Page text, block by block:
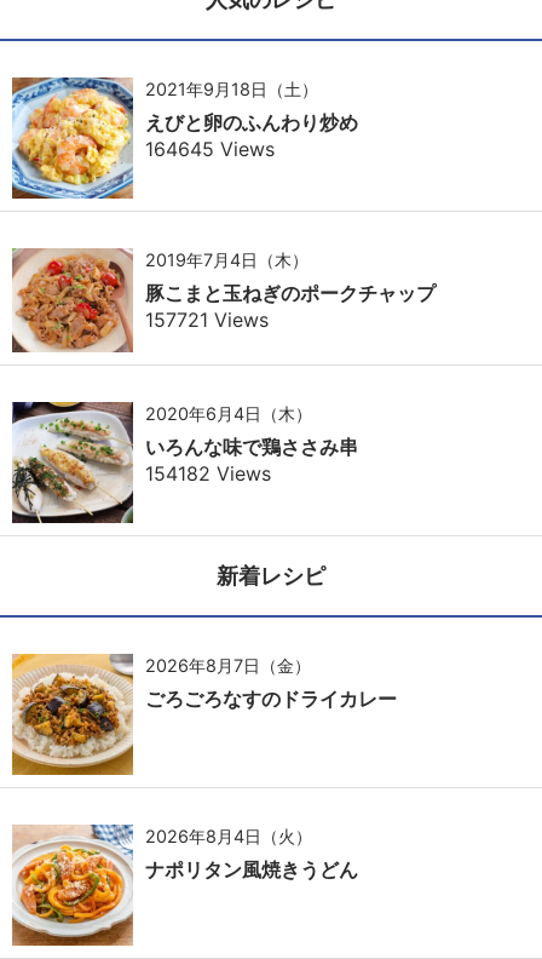
2021年9月18日（土）
えびと卵のふんわり炒め
164645 Views
2019年7月4日（木）
豚こまと玉ねぎのポークチャップ
157721 Views
2020年6月4日（木）
いろんな味で鶏ささみ串
154182 Views
新着レシピ
2026年8月7日（金）
ごろごろなすのドライカレー
2026年8月4日（火）
ナポリタン風焼きうどん